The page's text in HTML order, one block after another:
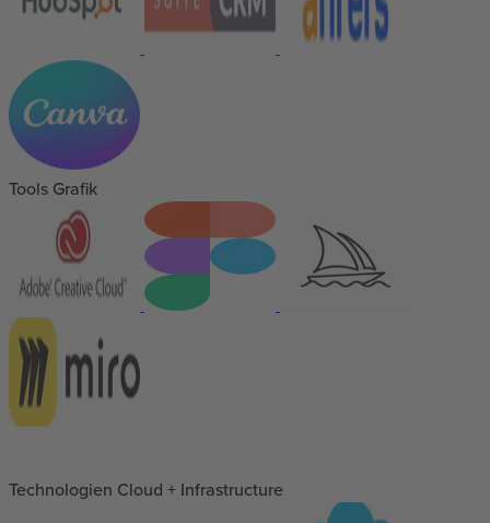
Tools Grafik
Technologien Cloud + Infrastructure